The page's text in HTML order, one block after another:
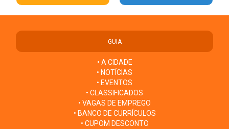
GUIA
• A CIDADE
• NOTÍCIAS
• EVENTOS
• CLASSIFICADOS
• VAGAS DE EMPREGO
• BANCO DE CURRÍCULOS
• CUPOM DESCONTO